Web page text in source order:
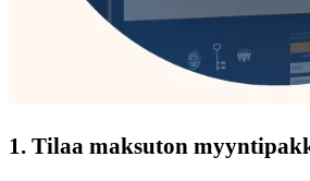
1. Tilaa maksuton